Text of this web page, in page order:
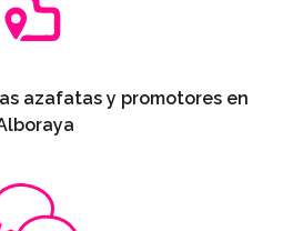
azafatas y promotores en